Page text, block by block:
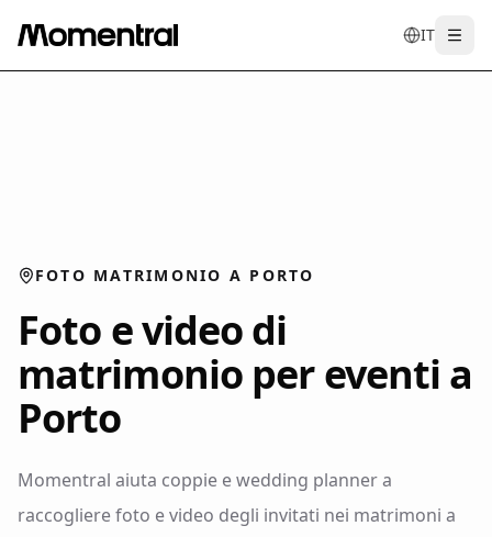
IT
entr dees
FOTO MATRIMONIO A PORTO
Foto e video di
matrimonio per eventi a
Porto
Momentral aiuta coppie e wedding planner a
raccogliere foto e video degli invitati nei matrimoni a